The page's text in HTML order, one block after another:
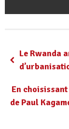
Le Rwanda
En
de Paul